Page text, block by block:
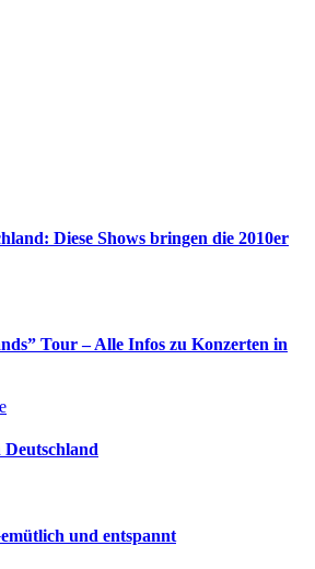
Diese Shows bringen die 2010er
Tour – Alle Infos zu Konzerten in
Deutschland
und entspannt